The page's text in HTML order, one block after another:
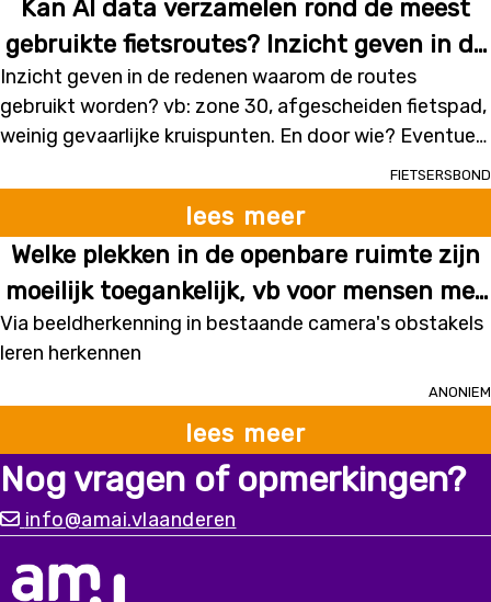
Kan AI data verzamelen rond de meest
gebruikte fietsroutes? Inzicht geven in de
redenen waarom de routes gebruikt
worden? vb: zone 30, afgescheiden
fietspad, weinig gevaarlijke kruispunten.
En door wie?
Inzicht geven in de redenen waarom de routes
gebruikt worden? vb: zone 30, afgescheiden fietspad,
weinig gevaarlijke kruispunten. En door wie? Eventueel
Fietsersbond
lees meer
Welke plekken in de openbare ruimte zijn
moeilijk toegankelijk, vb voor mensen met
een handicap?
Via beeldherkenning in bestaande camera's obstakels
leren herkennen
Anoniem
lees meer
Nog vragen of opmerkingen?
info@amai.vlaanderen